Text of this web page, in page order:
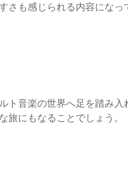
も感じられる内容になっ
ト音楽の世界へ足を踏み入
にもなることでしょう。